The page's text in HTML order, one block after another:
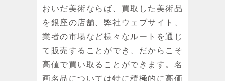
おいだ美術ならば、買取した美術品
を銀座の店舗、弊社ウェブサイト、
業者の市場など様々なルートを通じ
て販売することができ、だからこそ
高値で買い取ることができます。名
画名品については特に積極的に高価